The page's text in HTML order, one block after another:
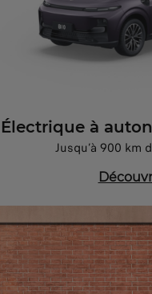
Électrique à
Jusqu’à 900 km